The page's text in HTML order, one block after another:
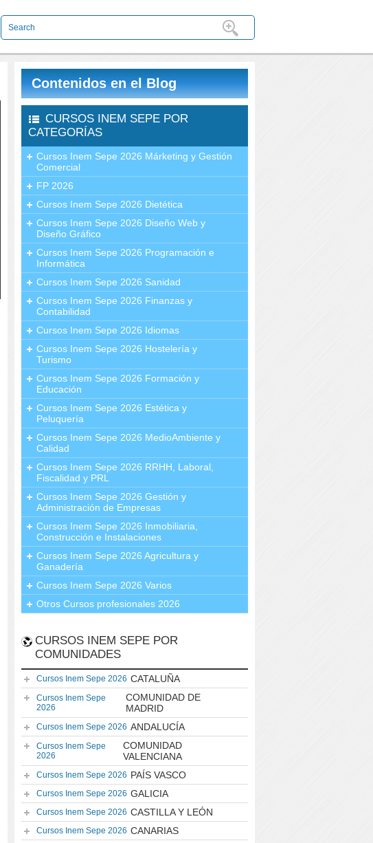
Contenidos en el Blog
CURSOS INEM SEPE POR
CATEGORÍAS
Cursos Inem Sepe 2026 Márketing y Gestión
Comercial
FP 2026
Cursos Inem Sepe 2026 Dietética
Cursos Inem Sepe 2026 Diseño Web y
Diseño Gráfico
Cursos Inem Sepe 2026 Programación e
Informática
Cursos Inem Sepe 2026 Sanidad
Cursos Inem Sepe 2026 Finanzas y
Contabilidad
Cursos Inem Sepe 2026 Idiomas
Cursos Inem Sepe 2026 Hostelería y
Turismo
Cursos Inem Sepe 2026 Formación y
Educación
Cursos Inem Sepe 2026 Estética y
Peluquería
Cursos Inem Sepe 2026 MedioAmbiente y
Calidad
Cursos Inem Sepe 2026 RRHH, Laboral,
Fiscalidad y PRL
Cursos Inem Sepe 2026 Gestión y
Administración de Empresas
Cursos Inem Sepe 2026 Inmobiliaria,
Construcción e Instalaciones
Cursos Inem Sepe 2026 Agricultura y
Ganadería
Cursos Inem Sepe 2026 Varios
Otros Cursos profesionales 2026
CURSOS INEM SEPE POR
COMUNIDADES
Cursos Inem Sepe 2026 CATALUÑA
Cursos Inem Sepe
2026
COMUNIDAD DE
MADRID
Cursos Inem Sepe 2026 ANDALUCÍA
Cursos Inem Sepe
2026
COMUNIDAD
VALENCIANA
Cursos Inem Sepe 2026 PAÍS VASCO
Cursos Inem Sepe 2026 GALICIA
Cursos Inem Sepe 2026 CASTILLA Y LEÓN
Cursos Inem Sepe 2026 CANARIAS